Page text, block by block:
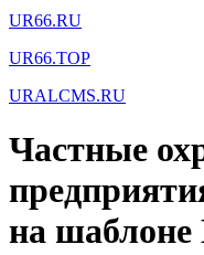
UR66.RU
UR66.TOP
URALCMS.RU
Частные
на шаблоне